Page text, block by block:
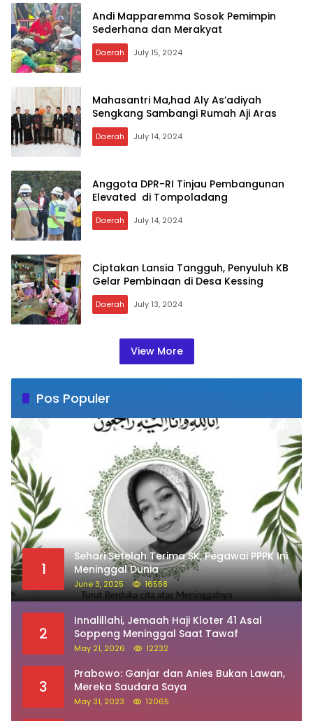
Andi Mapparemma Sosok Pemimpin
Sederhana dan Merakyat
Daerah July 15, 2024
Mahasantri Ma,had Aly As’adiyah
Sengkang Sambangi Rumah Aji Aras
Daerah July 14, 2024
Anggota DPR-RI Tinjau Pembangunan
Elevated di Tompoladang
Daerah July 14, 2024
Ciptakan Lansia Tangguh, Penyuluh KB
Gelar Pembinaan di Desa Kessing
Daerah July 13, 2024
View More
Pos Populer
1
Sehari Setelah Terima SK, Pegawai PPPK Ini
Meninggal Dunia
June 3, 2025 16558
2
Innalillahi, Jemaah Haji Kloter 41 Asal
Soppeng Meninggal Saat Tawaf
May 21, 2026 12232
3
Prabowo: Ganjar dan Anies Bukan Lawan,
Mereka Saudara Saya
May 31, 2023 12065